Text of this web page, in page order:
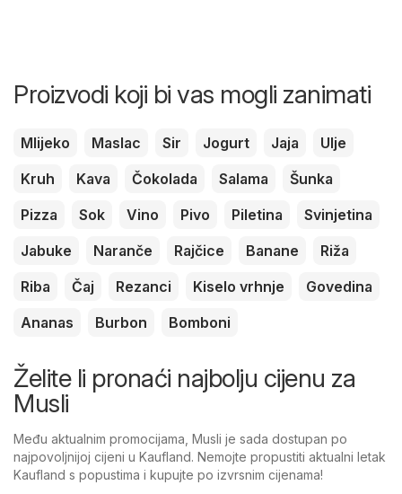
Proizvodi koji bi vas mogli zanimati
Mlijeko Maslac Sir Jogurt Jaja
Ulje
Kruh
Kava Čokolada Salama
Šunka
Pizza
Sok Vino Pivo Piletina
Svinjetina
Jabuke
Naranče Rajčice Banane
Riža
Riba
Čaj Rezanci Kiselo vrhnje
Govedina
Ananas
Burbon Bomboni
Želite li pronaći najbolju cijenu za
Musli
Među aktualnim promocijama, Musli je sada dostupan po
najpovoljnijoj cijeni u Kaufland. Nemojte propustiti aktualni letak
Kaufland s popustima i kupujte po izvrsnim cijenama!